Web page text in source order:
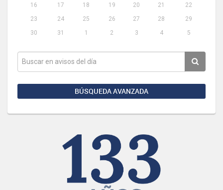
16
17 18 19 20 21
22
23
24 25 26 27 28
29
30
31 1 2 3 4 5
BÚSQUEDA AVANZADA